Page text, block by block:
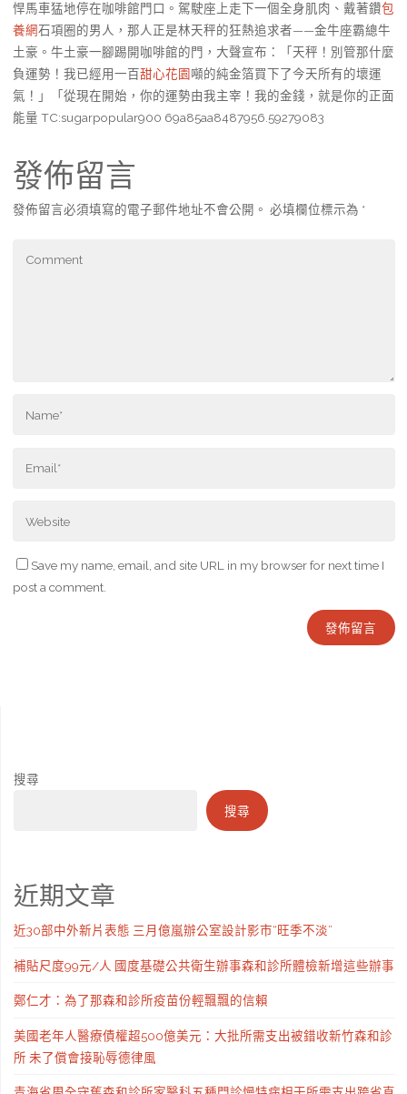
悍馬車猛地停在咖啡館門口。駕駛座上走下一個全身肌肉、戴著鑽包
養網石項圈的男人，那人正是林天秤的狂熱追求者——金牛座霸總牛
土豪。牛土豪一腳踢開咖啡館的門，大聲宣布：「天秤！別管那什麼
負運勢！我已經用一百甜心花園噸的純金箔買下了今天所有的壞運
氣！」「從現在開始，你的運勢由我主宰！我的金錢，就是你的正面
能量 TC:sugarpopular900 69a85aa8487956.59279083
發佈留言
發佈留言必須填寫的電子郵件地址不會公開。 必填欄位標示為 *
Save my name, email, and site URL in my browser for next time I
post a comment.
搜尋
搜尋
近期文章
近30部中外新片表態 三月億嵐辦公室設計影市“旺季不淡”
補貼尺度99元/人 國度基礎公共衛生辦事森和診所體檢新增這些辦事
鄭仁才：為了那森和診所疫苗份輕飄飄的信賴
美國老年人醫療債權超500億美元：大批所需支出被錯收新竹森和診
所 未了償會接恥辱德律風